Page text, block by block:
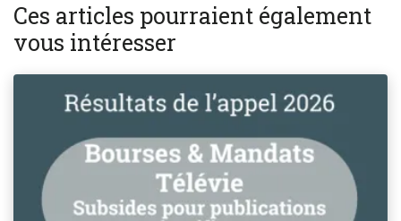
Ces articles pourraient également
vous intéresser